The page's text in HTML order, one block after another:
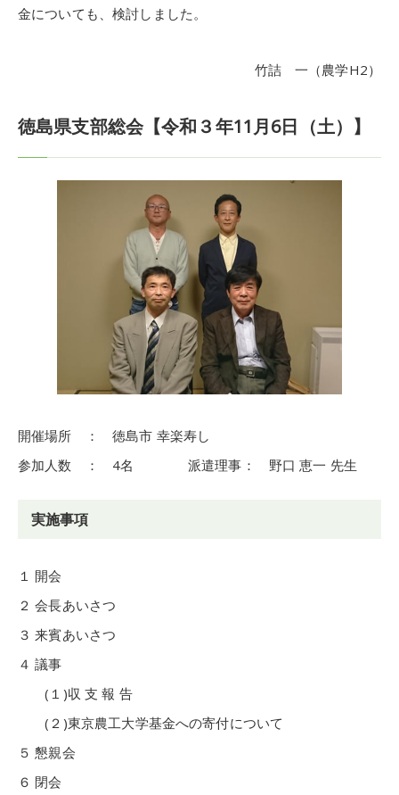
金についても、検討しました。
竹詰 一（農学H2）
徳島県支部総会【令和３年11月6日（土）】
開催場所 ： 徳島市 幸楽寿し
参加人数 ： 4名 派遣理事： 野口 恵一 先生
実施事項
１ 開会
２ 会長あいさつ
３ 来賓あいさつ
４ 議事
(１)収 支 報 告
(２)東京農工大学基金への寄付について
５ 懇親会
６ 閉会